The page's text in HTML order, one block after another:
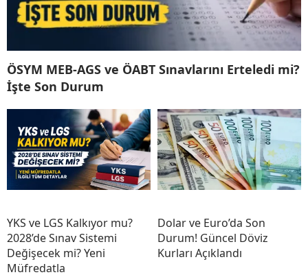
ÖSYM MEB-AGS ve ÖABT Sınavlarını Erteledi mi?
İşte Son Durum
YKS ve LGS Kalkıyor mu?
2028’de Sınav Sistemi
Değişecek mi? Yeni
Müfredatla
Dolar ve Euro’da Son
Durum! Güncel Döviz
Kurları Açıklandı